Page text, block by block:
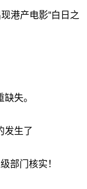
港产电影“白日之
失。
发生了
部门核实！